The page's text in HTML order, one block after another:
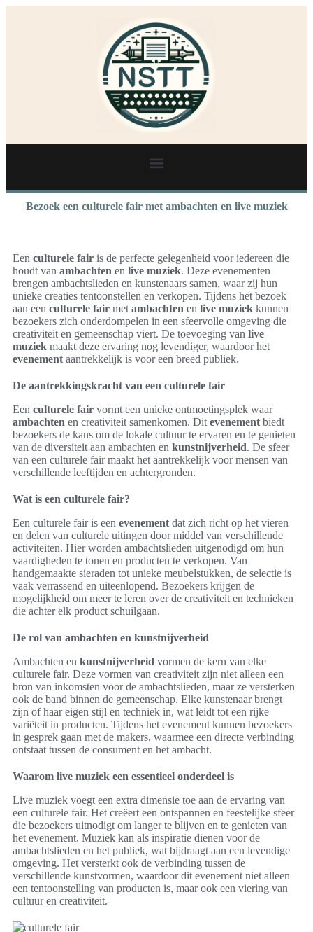
Bezoek een culturele fair met ambachten en live muziek
Een culturele fair is de perfecte gelegenheid voor iedereen die
houdt van ambachten en live muziek. Deze evenementen
brengen ambachtslieden en kunstenaars samen, waar zij hun
unieke creaties tentoonstellen en verkopen. Tijdens het bezoek
aan een culturele fair met ambachten en live muziek kunnen
bezoekers zich onderdompelen in een sfeervolle omgeving die
creativiteit en gemeenschap viert. De toevoeging van live
muziek maakt deze ervaring nog levendiger, waardoor het
evenement aantrekkelijk is voor een breed publiek.
De aantrekkingskracht van een culturele fair
Een culturele fair vormt een unieke ontmoetingsplek waar
ambachten en creativiteit samenkomen. Dit evenement biedt
bezoekers de kans om de lokale cultuur te ervaren en te genieten
van de diversiteit aan ambachten en kunstnijverheid. De sfeer
van een culturele fair maakt het aantrekkelijk voor mensen van
verschillende leeftijden en achtergronden.
Wat is een culturele fair?
Een culturele fair is een evenement dat zich richt op het vieren
en delen van culturele uitingen door middel van verschillende
activiteiten. Hier worden ambachtslieden uitgenodigd om hun
vaardigheden te tonen en producten te verkopen. Van
handgemaakte sieraden tot unieke meubelstukken, de selectie is
vaak verrassend en uiteenlopend. Bezoekers krijgen de
mogelijkheid om meer te leren over de creativiteit en technieken
die achter elk product schuilgaan.
De rol van ambachten en kunstnijverheid
Ambachten en kunstnijverheid vormen de kern van elke
culturele fair. Deze vormen van creativiteit zijn niet alleen een
bron van inkomsten voor de ambachtslieden, maar ze versterken
ook de band binnen de gemeenschap. Elke kunstenaar brengt
zijn of haar eigen stijl en techniek in, wat leidt tot een rijke
variëteit in producten. Tijdens het evenement kunnen bezoekers
in gesprek gaan met de makers, waarmee een directe verbinding
ontstaat tussen de consument en het ambacht.
Waarom live muziek een essentieel onderdeel is
Live muziek voegt een extra dimensie toe aan de ervaring van
een culturele fair. Het creëert een ontspannen en feestelijke sfeer
die bezoekers uitnodigt om langer te blijven en te genieten van
het evenement. Muziek kan als inspiratie dienen voor de
ambachtslieden en het publiek, wat bijdraagt aan een levendige
omgeving. Het versterkt ook de verbinding tussen de
verschillende kunstvormen, waardoor dit evenement niet alleen
een tentoonstelling van producten is, maar ook een viering van
cultuur en creativiteit.